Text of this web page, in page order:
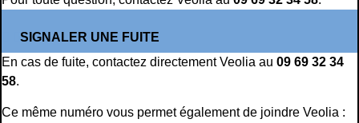
SIGNALER UNE FUITE
En cas de fuite, contactez directement Veolia au 09 69 32 34
58.
Ce même numéro vous permet également de joindre Veolia :